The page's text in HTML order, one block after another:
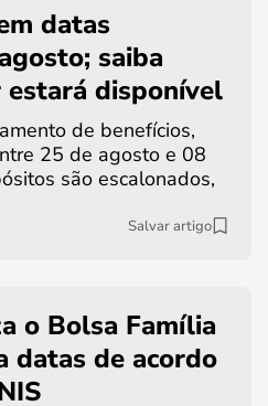
datas
saiba
disponível
de benefícios,
25 de agosto e 08
são escalonados,
Salvar artigo
o Bolsa Família
datas de acordo